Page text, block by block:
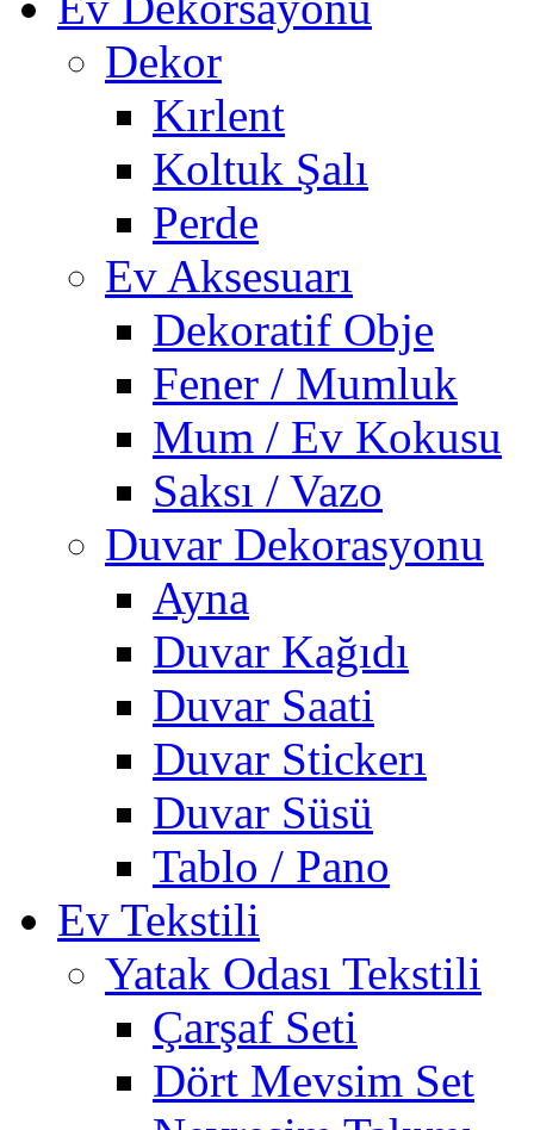
Dekor
Kırlent
Koltuk Şalı
Perde
Ev Aksesuarı
Dekoratif Obje
Fener / Mumluk
Mum / Ev Kokusu
Saksı / Vazo
Duvar Dekorasyonu
Ayna
Duvar Kağıdı
Duvar Saati
Duvar Stickerı
Duvar Süsü
Tablo / Pano
Ev Tekstili
Yatak Odası Tekstili
Çarşaf Seti
Dört Mevsim Set